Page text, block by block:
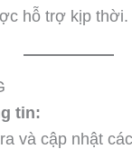
hỗ trợ kịp thời.
tin:
và cập nhật